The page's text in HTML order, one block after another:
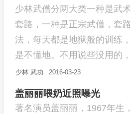
少林武僧分两大类一种是武
套路，一种是正宗武僧，套
法，每天都是地狱般的训练
是不懂地。不用说些没用的
少林 武功 2016-03-23
盖丽丽喂奶近照曝光
著名演员盖丽丽，1967年生